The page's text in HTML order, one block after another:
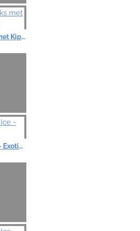
Boxby Chew Sticks met Kip - 4 voor 12 euro
Blue Tree Candy Ice - Exotic 6st